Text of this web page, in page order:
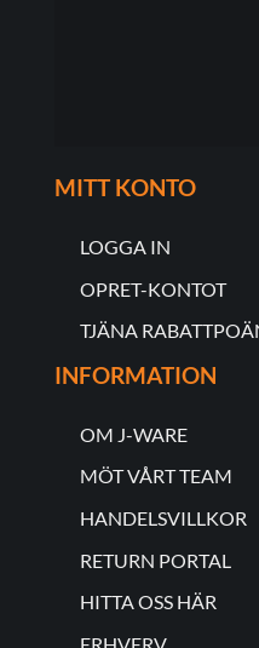
MITT KONTO
LOGGA IN
OPRET-KONTOT
TJÄNA
INFORMATION
OM J-WARE
MÖT VÅRT TEAM
HANDELSVILLKOR
RETURN PORTAL
HITTA OSS HÄR